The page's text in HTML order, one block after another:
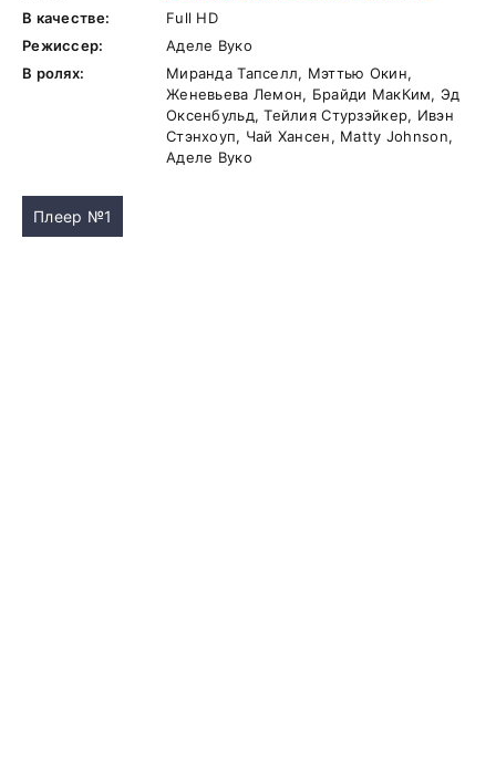
В качестве:
Full HD
Режиссер:
Аделе Вуко
В ролях:
Миранда Тапселл, Мэттью Окин,
Женевьева Лемон, Брайди МакКим, Эд
Оксенбульд, Тейлия Стурзэйкер, Ивэн
Стэнхоуп, Чай Хансен, Matty Johnson,
Аделе Вуко
Плеер №1